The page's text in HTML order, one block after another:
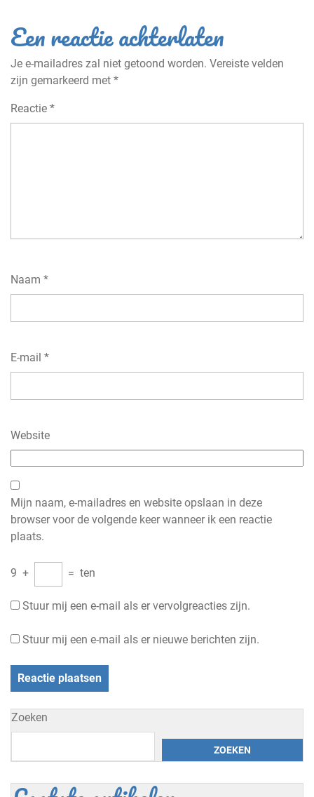
Een reactie achterlaten
Je e-mailadres zal niet getoond worden. Vereiste velden
zijn gemarkeerd met *
Reactie *
Naam *
E-mail *
Website
Mijn naam, e-mailadres en website opslaan in deze
browser voor de volgende keer wanneer ik een reactie
plaats.
9 + = ten
Stuur mij een e-mail als er vervolgreacties zijn.
Stuur mij een e-mail als er nieuwe berichten zijn.
Zoeken
ZOEKEN